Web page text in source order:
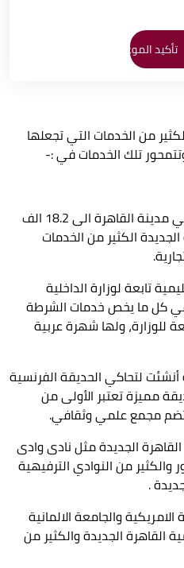
من الخدمات التي تجعلها
تلك الخدمات في :-
تبلغ مساحة الأنشطة الخدمية في مدينة القاهرة الى 18.2 الف
الكثير من الخدمات
تابعة لوزارة الداخلية
كل ما يخص خدمات الشرطة
للوزارة، ولها شهرة عربية
لتحاكي الحديقة الفرنسية
مميزة تعتبر الأولى من
مجمع علمي وثقافي.
الجديدة مثل نادى وادى
والكثير من النوادي الترفيهية
.
والجامعة الالمانية
القاهرة الجديدة والكثير من